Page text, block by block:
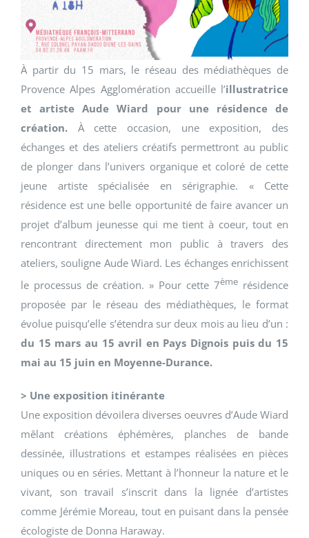
À partir du 15 mars, le réseau des médiathèques de
Provence Alpes Agglomération accueille l’illustratrice
et artiste Aude Wiard pour une résidence de
création. À cette occasion, une exposition, des
échanges et des ateliers créatifs permettront au public
de plonger dans l’univers organique et coloré de cette
jeune artiste spécialisée en sérigraphie. « Cette
résidence est une belle opportunité de faire avancer un
projet d’album jeunesse qui me tient à coeur, tout en
rencontrant directement mon public à travers des
ateliers, souligne Aude Wiard. Les échanges enrichissent
le processus de création. » Pour cette 7ème résidence
proposée par le réseau des médiathèques, le format
évolue puisqu’elle s’étendra sur deux mois au lieu d’un :
du 15 mars au 15 avril en Pays Dignois puis du 15
mai au 15 juin en Moyenne-Durance.
> Une exposition itinérante
Une exposition dévoilera diverses oeuvres d’Aude Wiard
mêlant créations éphémères, planches de bande
dessinée, illustrations et estampes réalisées en pièces
uniques ou en séries. Mettant à l’honneur la nature et le
vivant, son travail s’inscrit dans la lignée d’artistes
comme Jérémie Moreau, tout en puisant dans la pensée
écologiste de Donna Haraway.